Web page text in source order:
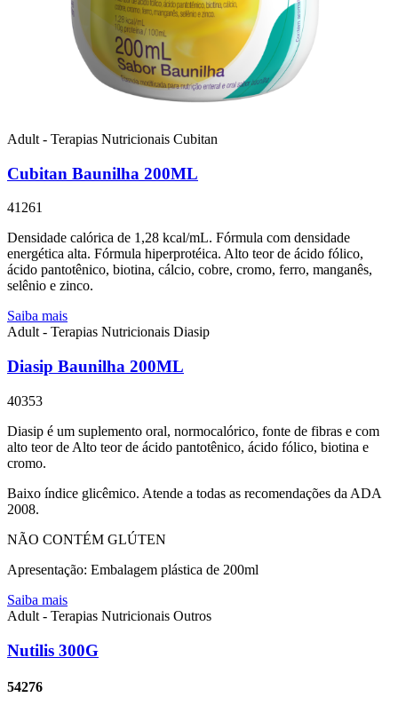
Adult - Terapias Nutricionais Cubitan
Cubitan Baunilha 200ML
41261
Densidade calórica de 1,28 kcal/mL. Fórmula com densidade
energética alta. Fórmula hiperprotéica. Alto teor de ácido fólico,
ácido pantotênico, biotina, cálcio, cobre, cromo, ferro, manganês,
selênio e zinco.
Saiba mais
Adult - Terapias Nutricionais Diasip
Diasip Baunilha 200ML
40353
Diasip é um suplemento oral, normocalórico, fonte de fibras e com
alto teor de Alto teor de ácido pantotênico, ácido fólico, biotina e
cromo.
Baixo índice glicêmico. Atende a todas as recomendações da ADA
2008.
NÃO CONTÉM GLÚTEN
Apresentação: Embalagem plástica de 200ml
Saiba mais
Adult - Terapias Nutricionais Outros
Nutilis 300G
54276